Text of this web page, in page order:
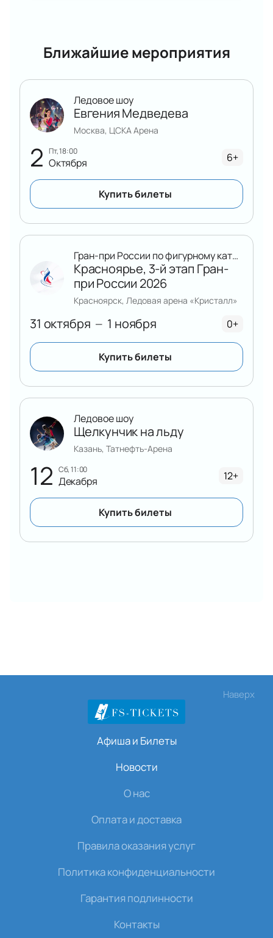
Ближайшие мероприятия
2 пт, 18:00
Октября
Ледовое шоу
Евгения Медведева
Москва, ЦСКА Арена
6+
Купить билеты
31 октября — 1 ноября
Гран-при России по фигурному катанию
Красноярье, 3-й этап Гран-
при России 2026
Красноярск, Ледовая арена «Кристалл»
0+
Купить билеты
12 сб, 11:00
Декабря
Ледовое шоу
Щелкунчик на льду
Казань, Татнефть-Арена
12+
Купить билеты
Наверх
Афиша и Билеты
Новости
О нас
Оплата и доставка
Правила оказания услуг
Политика конфиденциальности
Гарантия подлинности
Контакты